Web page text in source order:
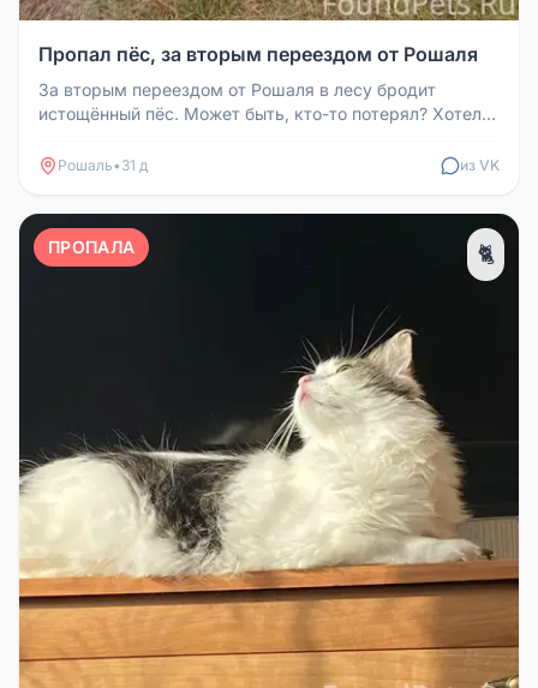
Пропал пёс, за вторым переездом от Рошаля
За вторым переездом от Рошаля в лесу бродит
истощённый пёс. Может быть, кто-то потерял? Хотели
Рошаль• 31 д из VK
ПРОПАЛА 🐈